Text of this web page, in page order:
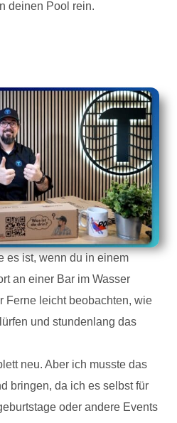
deinen Pool rein.
es ist, wenn du in einem
an einer Bar im Wasser
Ferne leicht beobachten, wie
und stundenlang das
neu. Aber ich musste das
bringen, da ich es selbst für
oder andere Events